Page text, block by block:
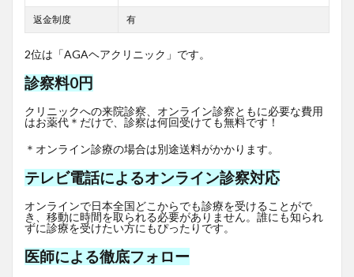
返金制度 有
2位は「AGAヘアクリニック」です。
診察料0円
クリニックへの来院診察、オンライン診察ともに必要な費用
はお薬代＊だけで、診察は何回受けても無料です！
＊オンライン診療の場合は別途送料がかかります。
テレビ電話によるオンライン診察対応
オンラインで日本全国どこからでも診療を受けることがで
き、移動に時間を取られる必要がありません。誰にも知られ
ずに診療を受けたい方にもぴったりです。
医師による徹底フォロー